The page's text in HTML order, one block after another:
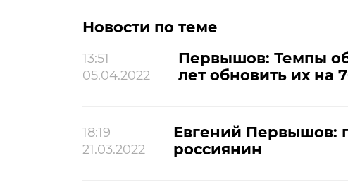
Новости по теме
13:51
05.04.2022
Первышов: Темпы
лет обновить их на
18:19
21.03.2022
Евгений Первышов:
россиянин